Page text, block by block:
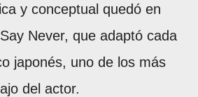
y conceptual quedó en
Never, que adaptó cada
japonés, uno de los más
del actor.